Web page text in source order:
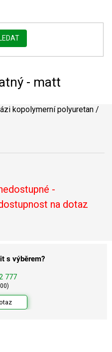
- matt
-
na dotaz
kopolymerní polyuretan /
s výběrem?
777